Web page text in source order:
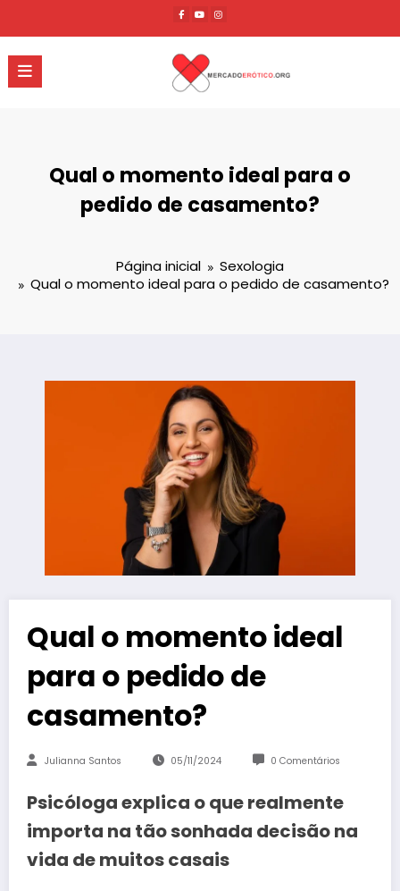
o
conteúdo
Qual o momento ideal para o
pedido de casamento?
Página inicial
Sexologia
Qual o momento ideal para o pedido de casamento?
Qual o momento ideal
para o pedido de
casamento?
Julianna Santos 05/11/2024 0 Comentários
Psicóloga explica o que realmente
importa na tão sonhada decisão na
vida de muitos casais